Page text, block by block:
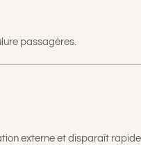
passagères.
externe et disparaît